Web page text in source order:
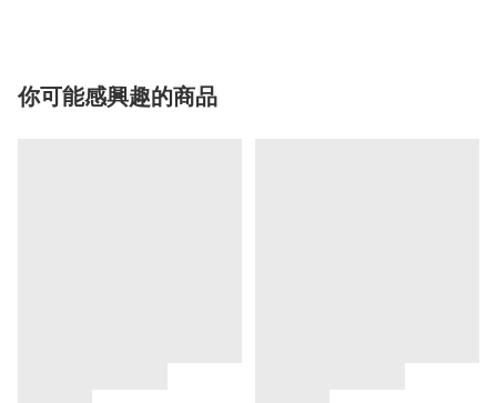
你可能感興趣的商品